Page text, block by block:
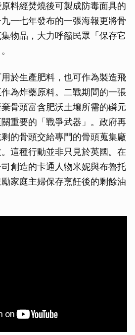
料經焚燒後可製成防毒面具的
一七年發布的一張海報更將骨
物品，大力呼籲民眾「保存它
於生產肥料，也可作為製造飛
為炸藥原料。二戰期間的一張
骨頭富含肥沃土壤所需的磷元
重要的「戰爭武器」。政府再
的骨頭交給專門的骨頭蒐集廠
這種行動並非只見於英國。在
創造的卡通人物米妮與布魯托
家庭主婦保存烹飪後的剩餘油